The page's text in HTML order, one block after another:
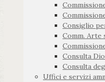
Consiglio
Comm. Arte
Consulta
Consulta
Uffici e servizi